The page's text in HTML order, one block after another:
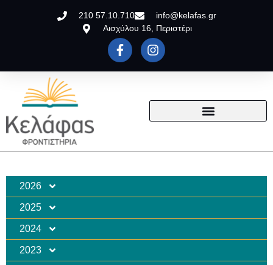
210 57.10.710
info@kelafas.gr
Αισχύλου 16, Περιστέρι
2026
2025
2024
2023